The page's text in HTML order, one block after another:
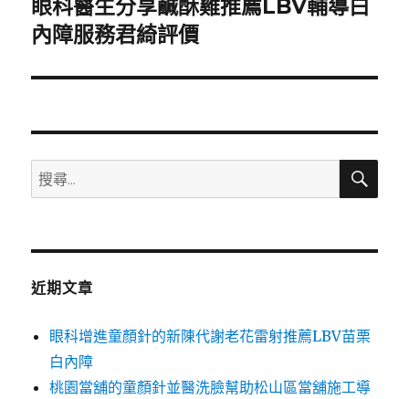
下
一
文
眼科醫生分享鹹酥雞推薦LBV輔導白
內障服務君綺評價
搜
尋
鍵
搜
近期文章
眼科增進童顏針的新陳代謝老花雷射推薦LBV苗栗
白內障
桃園當舖的童顏針並醫洗臉幫助松山區當舖施工導